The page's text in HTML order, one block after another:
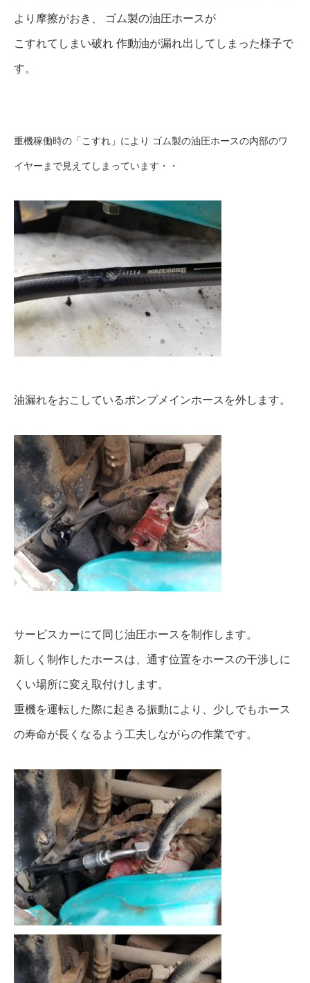
より摩擦がおき、 ゴム製の油圧ホースが
こすれてしまい破れ 作動油が漏れ出してしまった様子で
す。
重機稼働時の「こすれ」により ゴム製の油圧ホースの内部のワ
イヤーまで見えてしまっています・・
油漏れをおこしているポンプメインホースを外します。
サービスカーにて同じ油圧ホースを制作します。
新しく制作したホースは、通す位置をホースの干渉しに
くい場所に変え取付けします。
重機を運転した際に起きる振動により、少しでもホース
の寿命が長くなるよう工夫しながらの作業です。